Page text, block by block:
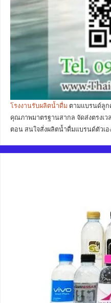
โรงงานรับผลิตน้ำดื่ม ตามแบรนด์ลูก
คุณภาพมาตรฐานสากล จัดส่งตรงเ
ตอน สนใจสั่งผลิตน้ำดื่มแบรนด์ตัวเอ